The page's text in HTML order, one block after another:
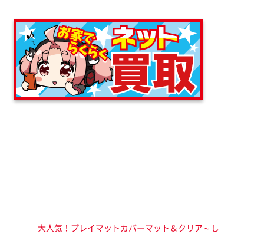
大人気！プレイマットカバーマット＆クリア～し